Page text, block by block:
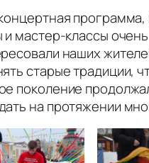
и мастер-классы очень
наших
старые традиции,
поколение
на протяжении